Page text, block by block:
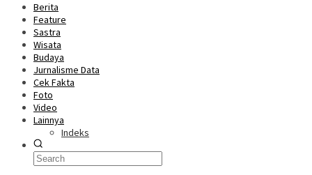
Berita
Feature
Sastra
Wisata
Budaya
Jurnalisme Data
Cek Fakta
Foto
Video
Lainnya
Indeks